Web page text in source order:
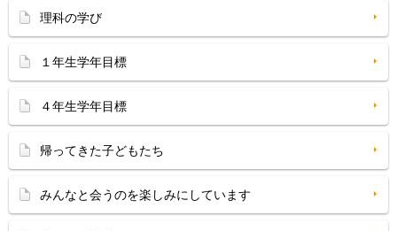
理科の学び
１年生学年目標
４年生学年目標
帰ってきた子どもたち
みんなと会うのを楽しみにしています